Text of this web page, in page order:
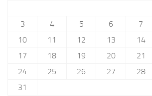
3
4 5 6 7
10
11 12 13 14
17
18 19 20 21
24
25 26 27 28
31